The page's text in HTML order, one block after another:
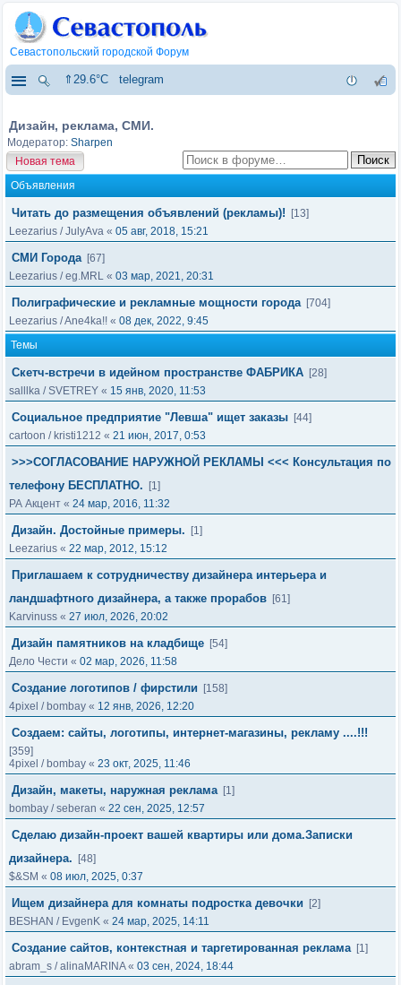
Севастопольский городской Форум
⇑29.6°C telegram
Дизайн, реклама, СМИ.
Модератор: Sharpen
Новая тема
Объявления
Читать до размещения объявлений (рекламы)!
[13]
Leezarius /JulyAva « 05 авг, 2018, 15:21
СМИ Города [67]
Leezarius /eg.MRL « 03 мар, 2021, 20:31
Полиграфические и рекламные мощности города [704]
Leezarius /Ane4ka!! « 08 дек, 2022, 9:45
Темы
Скетч-встречи в идейном пространстве ФАБРИКА [28]
salllka /SVETREY « 15 янв, 2020, 11:53
Социальное предприятие "Левша" ищет заказы [44]
cartoon / kristi1212 « 21 июн, 2017, 0:53
>>>СОГЛАСОВАНИЕ НАРУЖНОЙ РЕКЛАМЫ <<< Консультация по
телефону БЕСПЛАТНО.
[1]
РА Акцент « 24 мар, 2016, 11:32
Дизайн. Достойные примеры.
[1]
Leezarius « 22 мар, 2012, 15:12
Приглашаем к сотрудничеству дизайнера интерьера и
ландшафтного дизайнера, а также прорабов [61]
Karvinuss « 27 июл, 2026, 20:02
Дизайн памятников на кладбище [54]
Дело Чести « 02 мар, 2026, 11:58
Создание логотипов / фирстили
[158]
4pixel / bombay « 12 янв, 2026, 12:20
Создаем: сайты, логотипы, интернет-магазины, рекламу ....!!!
[359]
4pixel / bombay « 23 окт, 2025, 11:46
Дизайн, макеты, наружная реклама [1]
bombay /seberan « 22 сен, 2025, 12:57
Сделаю дизайн-проект вашей квартиры или дома.Записки
дизайнера.
[48]
$&SM « 08 июл, 2025, 0:37
Ищем дизайнера для комнаты подростка девочки
[2]
BESHAN / EvgenK « 24 мар, 2025, 14:11
Создание сайтов, контекстная и таргетированная реклама [1]
abram_s /alinaMARINA« 03 сен, 2024, 18:44